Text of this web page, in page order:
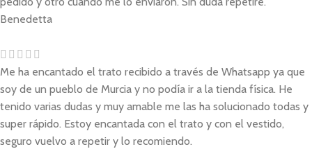
Benedetta
Me ha encantado el trato recibido a través de Whatsapp ya que
soy de un pueblo de Murcia y no podía ir a la tienda física. He
tenido varias dudas y muy amable me las ha solucionado todas y
super rápido. Estoy encantada con el trato y con el vestido,
seguro vuelvo a repetir y lo recomiendo.